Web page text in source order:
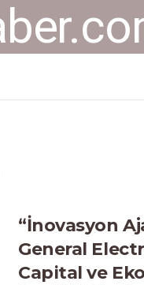
“İnovasyon
General
Capital ve